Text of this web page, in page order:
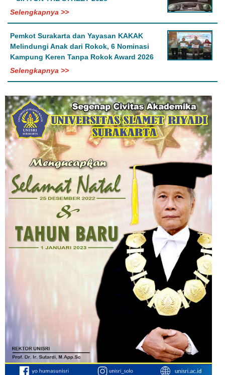
Selengkapnya >>
Pemkot Surakarta dan Yayasan KAKAK
Melindungi Anak dari Rokok, 6 Nominasi
Kampung Keren Tanpa Rokok Award 2026
Selengkapnya >>